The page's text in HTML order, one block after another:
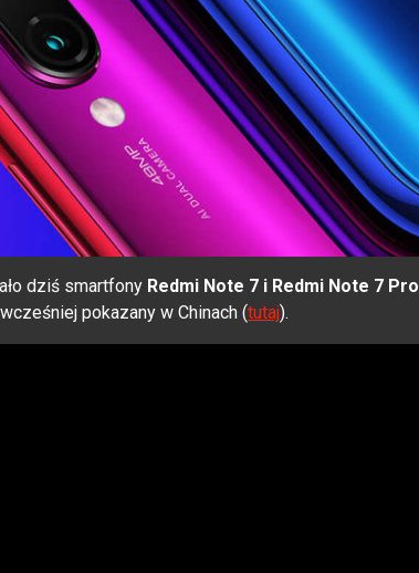
dziś smartfony Redmi Note 7 i Redmi Note 7 Pro
pokazany w Chinach (tutaj).